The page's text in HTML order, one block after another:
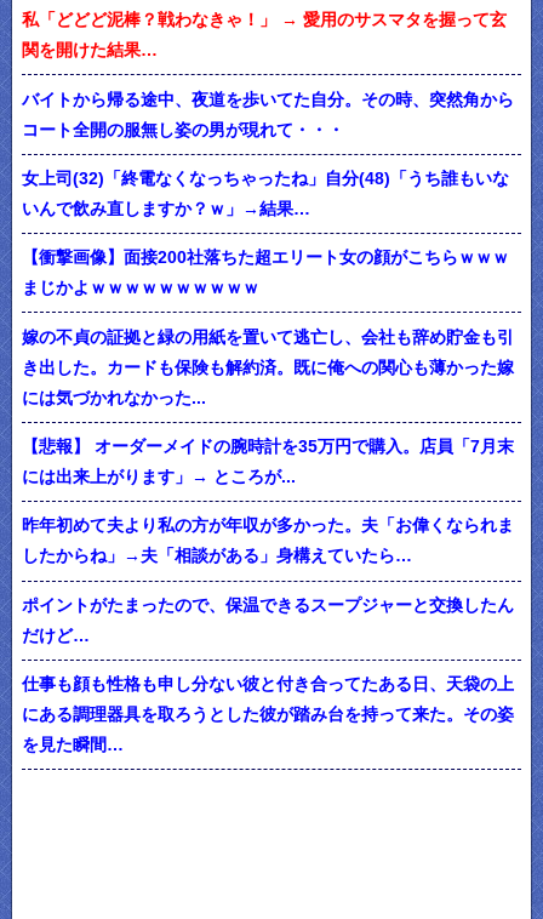
私「どどど泥棒？戦わなきゃ！」 → 愛用のサスマタを握って玄
関を開けた結果…
バイトから帰る途中、夜道を歩いてた自分。その時、突然角から
コート全開の服無し姿の男が現れて・・・
女上司(32)「終電なくなっちゃったね」自分(48)「うち誰もいな
いんで飲み直しますか？ｗ」→結果…
【衝撃画像】面接200社落ちた超エリート女の顔がこちらｗｗｗ
まじかよｗｗｗｗｗｗｗｗｗｗ
嫁の不貞の証拠と緑の用紙を置いて逃亡し、会社も辞め貯金も引
き出した。カードも保険も解約済。既に俺への関心も薄かった嫁
には気づかれなかった...
【悲報】 オーダーメイドの腕時計を35万円で購入。店員「7月末
には出来上がります」→ ところが...
昨年初めて夫より私の方が年収が多かった。夫「お偉くなられま
したからね」→夫「相談がある」身構えていたら…
ポイントがたまったので、保温できるスープジャーと交換したん
だけど…
仕事も顔も性格も申し分ない彼と付き合ってたある日、天袋の上
にある調理器具を取ろうとした彼が踏み台を持って来た。その姿
を見た瞬間…